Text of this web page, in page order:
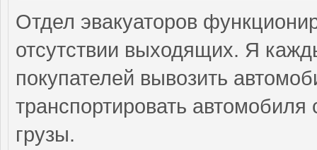
Отдел эвакуаторов
отсутствии выходящих. Я
покупателей вывозить
транспортировать автомобиля
грузы.